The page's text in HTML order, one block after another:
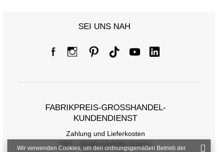
SEI UNS NAH
FABRIKPREIS-GROSSHANDEL-K
UNDENDIENST
Zahlung und Lieferkosten
FAQ - Häufig gestellte Fragen
Wir verwenden Cookies, um den ordnungsgemäßen Betrieb der